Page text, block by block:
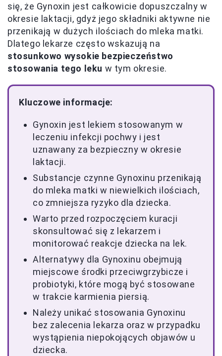
się, że Gynoxin jest całkowicie dopuszczalny w
okresie laktacji, gdyż jego składniki aktywne nie
przenikają w dużych ilościach do mleka matki.
Dlatego lekarze często wskazują na
stosunkowo wysokie bezpieczeństwo
stosowania tego leku w tym okresie.
Kluczowe informacje:
Gynoxin jest lekiem stosowanym w
leczeniu infekcji pochwy i jest
uznawany za bezpieczny w okresie
laktacji.
Substancje czynne Gynoxinu przenikają
do mleka matki w niewielkich ilościach,
co zmniejsza ryzyko dla dziecka.
Warto przed rozpoczęciem kuracji
skonsultować się z lekarzem i
monitorować reakcje dziecka na lek.
Alternatywy dla Gynoxinu obejmują
miejscowe środki przeciwgrzybicze i
probiotyki, które mogą być stosowane
w trakcie karmienia piersią.
Należy unikać stosowania Gynoxinu
bez zalecenia lekarza oraz w przypadku
wystąpienia niepokojących objawów u
dziecka.